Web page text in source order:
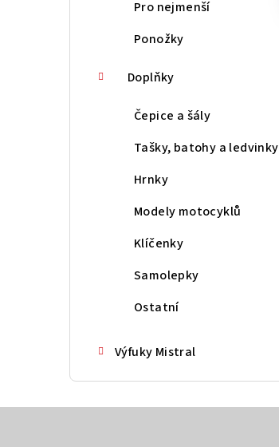
Pro nejmenší
Ponožky
Doplňky
Čepice a šály
Tašky, batohy a ledvinky
Hrnky
Modely motocyklů
Klíčenky
Samolepky
Ostatní
Výfuky Mistral